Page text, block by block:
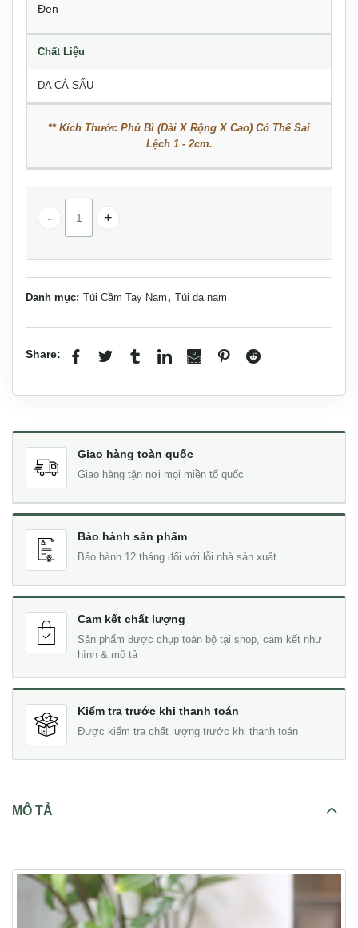
Đen
Chất Liệu
DA CÁ SẤU
** Kích Thước Phủ Bì (Dài X Rộng X Cao) Có Thể Sai
Lệch 1 - 2cm.
Clutch cá sấu khoá số Lano CLTCS01 số lượng
Danh mục: Túi Cầm Tay Nam , Túi da nam
Share:
Giao hàng toàn quốc
Giao hàng tận nơi mọi miền tổ quốc
Bảo hành sản phẩm
Bảo hành 12 tháng đối với lỗi nhà sản xuất
Cam kết chất lượng
Sản phẩm được chụp toàn bộ tại shop, cam kết như
hình & mô tả
Kiểm tra trước khi thanh toán
Được kiểm tra chất lượng trước khi thanh toán
MÔ TẢ